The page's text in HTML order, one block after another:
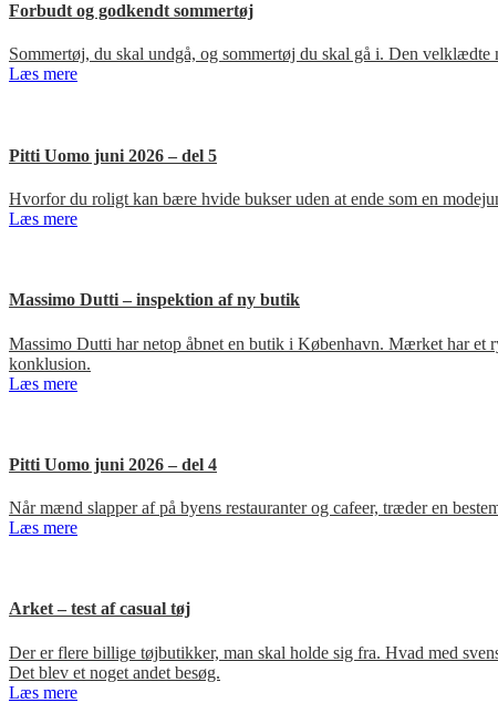
Forbudt og godkendt sommertøj
Sommertøj, du skal undgå, og sommertøj du skal gå i. Den
Læs mere
Pitti Uomo juni 2026 – del 5
Hvorfor du roligt kan bære hvide bukser uden at ende som en
Læs mere
Massimo Dutti – inspektion af ny butik
Massimo Dutti har netop åbnet en butik i København. Mærket har et
konklusion.
Læs mere
Pitti Uomo juni 2026 – del 4
Når mænd slapper af på byens restauranter og cafeer, træder en
Læs mere
Arket – test af casual tøj
Der er flere billige tøjbutikker, man skal holde sig fra. Hvad med
Det blev et noget andet besøg.
Læs mere